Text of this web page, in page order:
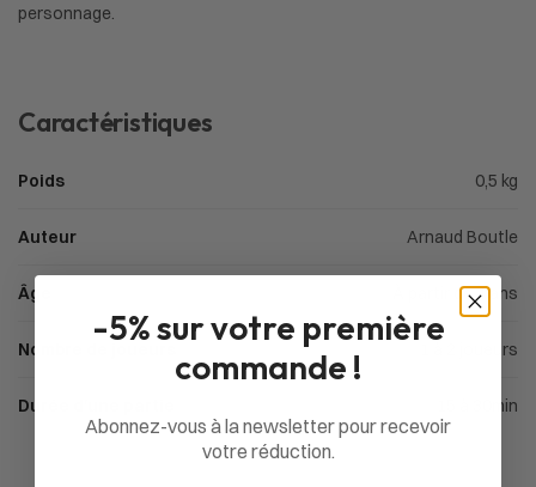
personnage.
Caractéristiques
Poids 0,5 kg
Auteur Arnaud Boutle
Âge À partir de 4 ans
Nombre de joueurs 1 à 2 joueurs
Durée d'une partie 15 à 30min
-5% sur votre première
commande !
Abonnez-vous à la newsletter pour recevoir
votre réduction.